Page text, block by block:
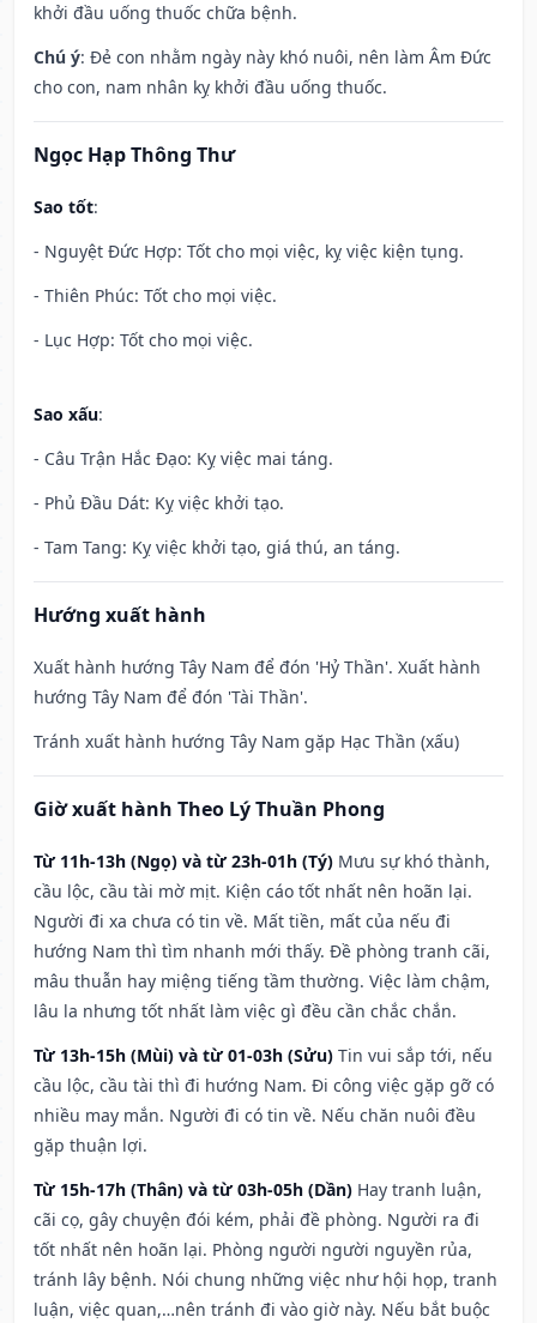
khởi đầu uống thuốc chữa bệnh.
Chú ý: Đẻ con nhằm ngày này khó nuôi, nên làm Âm Đức
cho con, nam nhân kỵ khởi đầu uống thuốc.
Ngọc Hạp Thông Thư
Sao tốt:
- Nguyệt Đức Hợp: Tốt cho mọi việc, kỵ việc kiện tụng.
- Thiên Phúc: Tốt cho mọi việc.
- Lục Hợp: Tốt cho mọi việc.
Sao xấu:
- Câu Trận Hắc Đạo: Kỵ việc mai táng.
- Phủ Đầu Dát: Kỵ việc khởi tạo.
- Tam Tang: Kỵ việc khởi tạo, giá thú, an táng.
Hướng xuất hành
Xuất hành hướng Tây Nam để đón 'Hỷ Thần'. Xuất hành
hướng Tây Nam để đón 'Tài Thần'.
Tránh xuất hành hướng Tây Nam gặp Hạc Thần (xấu)
Giờ xuất hành Theo Lý Thuần Phong
Từ 11h-13h (Ngọ) và từ 23h-01h (Tý) Mưu sự khó thành,
cầu lộc, cầu tài mờ mịt. Kiện cáo tốt nhất nên hoãn lại.
Người đi xa chưa có tin về. Mất tiền, mất của nếu đi
hướng Nam thì tìm nhanh mới thấy. Đề phòng tranh cãi,
mâu thuẫn hay miệng tiếng tầm thường. Việc làm chậm,
lâu la nhưng tốt nhất làm việc gì đều cần chắc chắn.
Từ 13h-15h (Mùi) và từ 01-03h (Sửu) Tin vui sắp tới, nếu
cầu lộc, cầu tài thì đi hướng Nam. Đi công việc gặp gỡ có
nhiều may mắn. Người đi có tin về. Nếu chăn nuôi đều
gặp thuận lợi.
Từ 15h-17h (Thân) và từ 03h-05h (Dần) Hay tranh luận,
cãi cọ, gây chuyện đói kém, phải đề phòng. Người ra đi
tốt nhất nên hoãn lại. Phòng người người nguyền rủa,
tránh lây bệnh. Nói chung những việc như hội họp, tranh
luận, việc quan,…nên tránh đi vào giờ này. Nếu bắt buộc